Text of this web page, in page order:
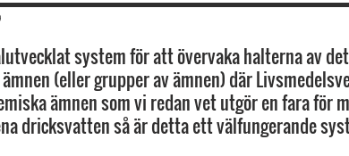
system för att övervaka halterna av
(eller grupper av ämnen) där
ämnen som vi redan vet utgör en fara för
dricksvatten så är detta ett välfungerande